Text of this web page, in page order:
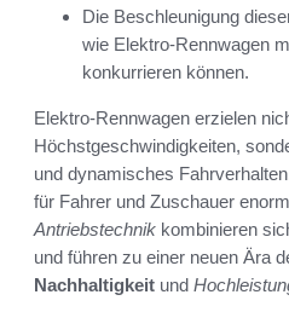
Die Beschleunigung
wie Elektro-Rennwagen
konkurrieren können.
Elektro-Rennwagen erzielen
Höchstgeschwindigkeiten,
und dynamisches
für Fahrer und Zuschauer
Antriebstechnik kombinieren
und führen zu einer neuen Ära
Nachhaltigkeit und